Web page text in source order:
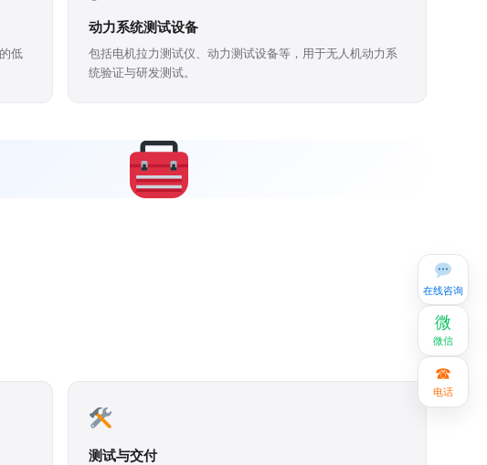
低
动力系统测试设备
包括电机拉力测试仪、动力测试设备等，用于无人机动力系
统验证与研发测试。
测试与交付
在线咨询
微
微信
☎
电话